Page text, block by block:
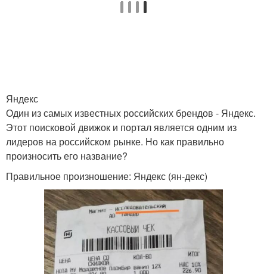
Яндекс
Один из самых известных российских брендов - Яндекс.
Этот поисковой движок и портал является одним из
лидеров на российском рынке. Но как правильно
произносить его название?
Правильное произношение: Яндекс (ян-декс)